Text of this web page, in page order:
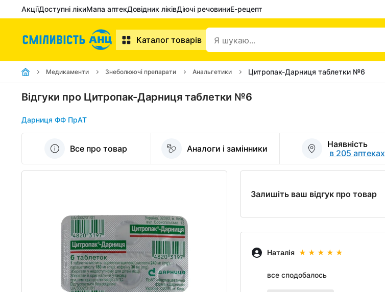
АкціїДоступні лікиМапа аптекДовідник ліківДіючі речовиниЕ-рецепт
Каталог товарів
Медикаменти Знеболюючі препарати Анальгетики Цитропак-Дарниця таблетки №6
Відгуки про Цитропак-Дарниця таблетки №6
Дарниця ФФ ПрАТ
Все про товар Аналоги і замінники
Наявність
в 205 аптеках
Залишіть ваш відгук про товар
Наталія
все сподобалось